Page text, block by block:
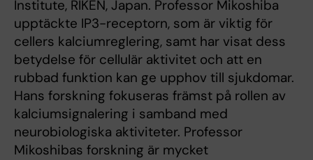
Institute, RIKEN, Japan. Professor Mikoshiba
upptäckte IP3-receptorn, som är viktig för
cellers kalciumreglering, samt har visat dess
betydelse för cellulär aktivitet och att en
rubbad funktion kan ge upphov till sjukdomar.
Hans forskning fokuseras främst på rollen av
kalciumsignalering i samband med
neurobiologiska aktiviteter. Professor
Mikoshibas forskning är mycket